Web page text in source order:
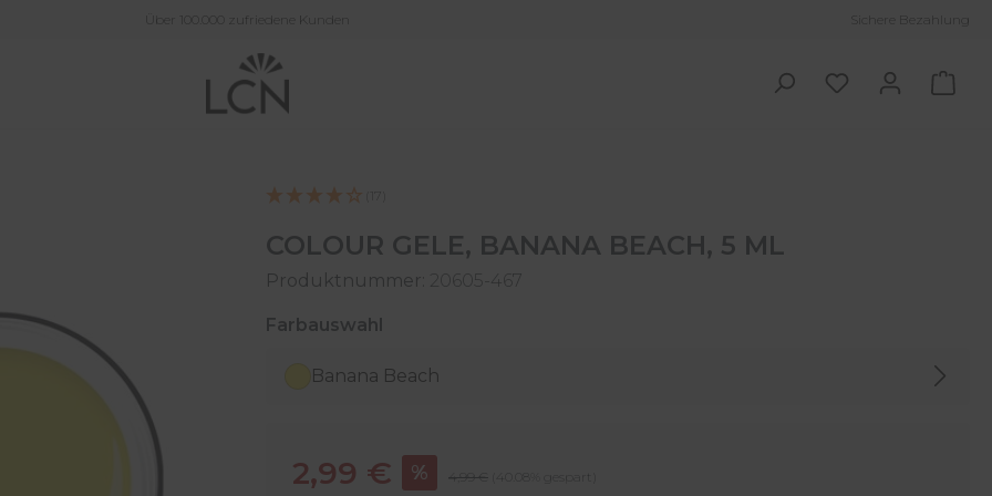
Über 100.000 zufriedene Kunden Sichere Bezahlung
COLOUR GELE, BANANA BEACH, 5 ML
Produktnummer: 20605-467
Farbauswahl
Banana Beach
Verkaufspreis:
2,99 € % Regulärer Preis:
4,99 €
(40.08% gespart)